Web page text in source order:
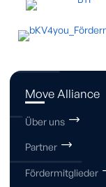
Move Alliance
Über uns
Partner
Fördermitglieder